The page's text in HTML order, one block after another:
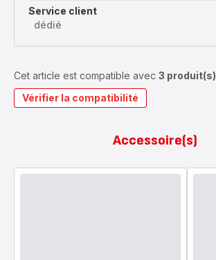
Service client
dédié
Cet article est compatible avec 3 produit(s)
Vérifier la compatibilité
Accessoire(s)